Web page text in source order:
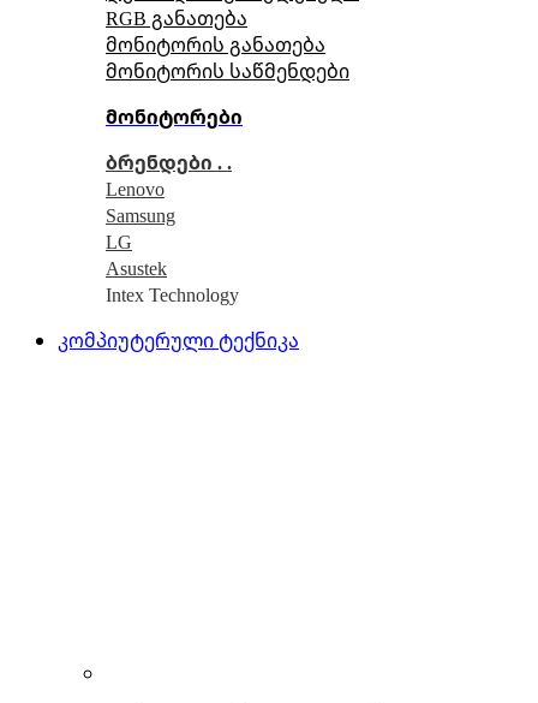
RGB განათება
მონიტორის განათება
მონიტორის საწმენდები
მონიტორები
ბრენდები . .
Lenovo
Samsung
LG
Asustek
Intex Technology
კომპიუტერული ტექნიკა